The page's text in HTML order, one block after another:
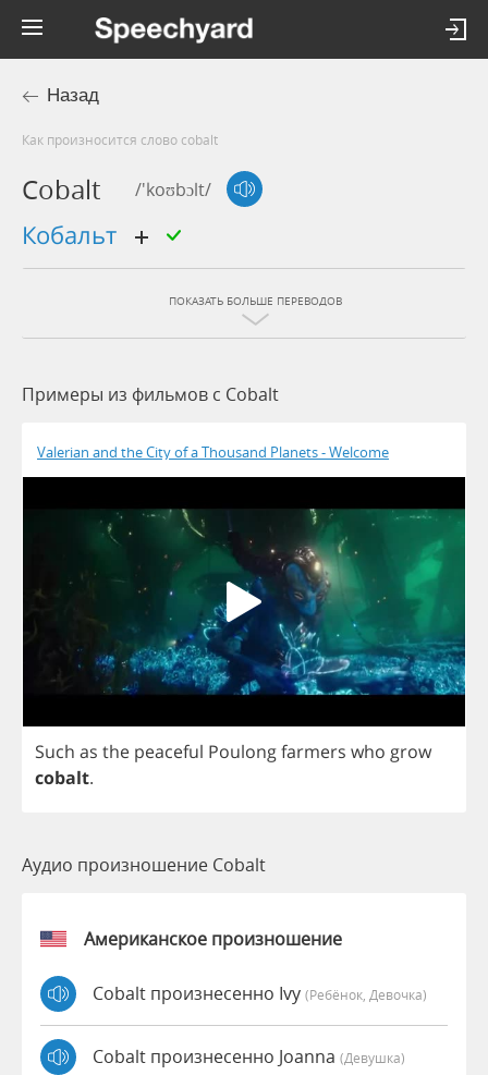
Назад
Как произносится слово cobalt
Cobalt /'koʊbɔlt/
кобальт
ПОКАЗАТЬ БОЛЬШЕ ПЕРЕВОДОВ
Примеры из фильмов c Cobalt
Valerian and the City of a Thousand Planets - Welcome
Such as the peaceful Poulongfarmers who grow
cobalt.
Аудио произношение Cobalt
Американское произношение
Cobalt произнесенно Ivy (Ребёнок, Девочка)
Cobalt произнесенно Joanna (девушка)